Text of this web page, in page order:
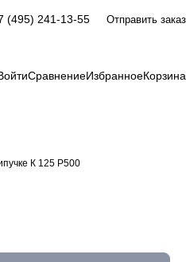
(495) 241-13-55 Отправить заказ
СравнениеИзбранноеКорзина
К 125 Р500